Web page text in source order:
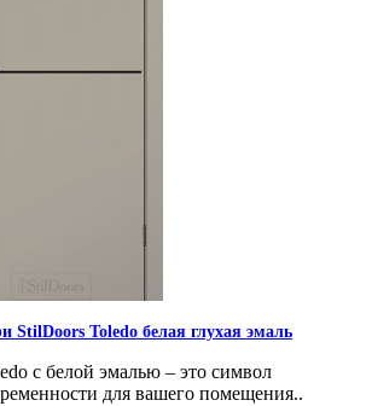
StilDoors Toledo белая глухая эмаль
с белой эмалью – это символ
для вашего помещения..